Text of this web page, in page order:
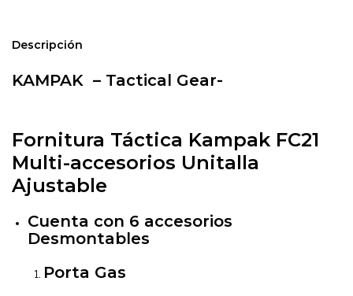
Descripción
KAMPAK – Tactical Gear-
Fornitura Táctica Kampak FC21
Multi-accesorios Unitalla
Ajustable
Cuenta con 6 accesorios
Desmontables
Porta Gas